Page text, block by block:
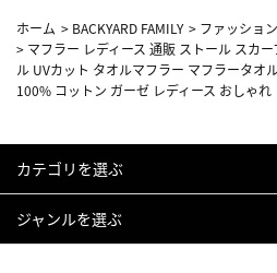
ホーム > BACKYARD FAMILY > ファッション
> マフラー レディース 通販 ストール スカ
ル UVカット タオルマフラー マフラータオ
100% コットン ガーゼ レディース おしゃれ
カテゴリを選ぶ
ジャンルを選ぶ